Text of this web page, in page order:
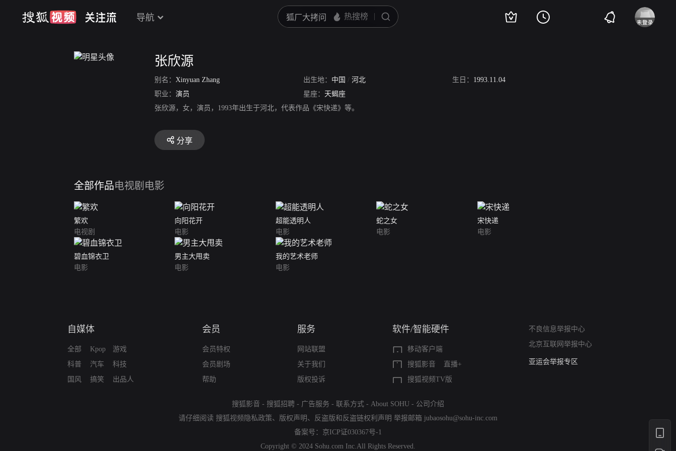
导航
张欣源
别名： Xinyuan Zhang 出生地： 中国 / 河北 生日： 1993.11.04
职业： 演员 星座： 天蝎座
张欣源，女，演员，1993年出生于河北，代表作品《宋快递》等。
分享
全部作品电视剧 电影
繁欢
电视剧
向阳花开
电影
超能透明人
电影
蛇之女
电影
宋快递
电影
碧血锦衣卫
电影
男主大甩卖
电影
我的艺术老师
电影
自媒体
全部
科普
国风
Kpop
汽车
搞笑
游戏
科技
出品人
会员
会员特权
会员剧场
帮助
服务
网站联盟
关于我们
版权投诉
软件/智能硬件
移动客户端
搜狐影音
直播+
搜狐视频TV版
不良信息举报中心
北京互联网举报中心
算法推荐专项举报
亚运会举报专区
搜狐影音 - 搜狐招聘 - 广告服务 - 联系方式 - About SOHU - 公司介绍
请仔细阅读 搜狐视频隐私政策、 版权声明 、 反盗版和反盗链权利声明 举报邮箱 jubaosohu@sohu-inc.com
备案号： 京ICP证030367号-1
Copyright © 2024 Sohu.com Inc.All Rights Reserved.